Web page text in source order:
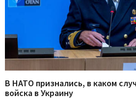
В НАТО признались, в каком
войска в Украину